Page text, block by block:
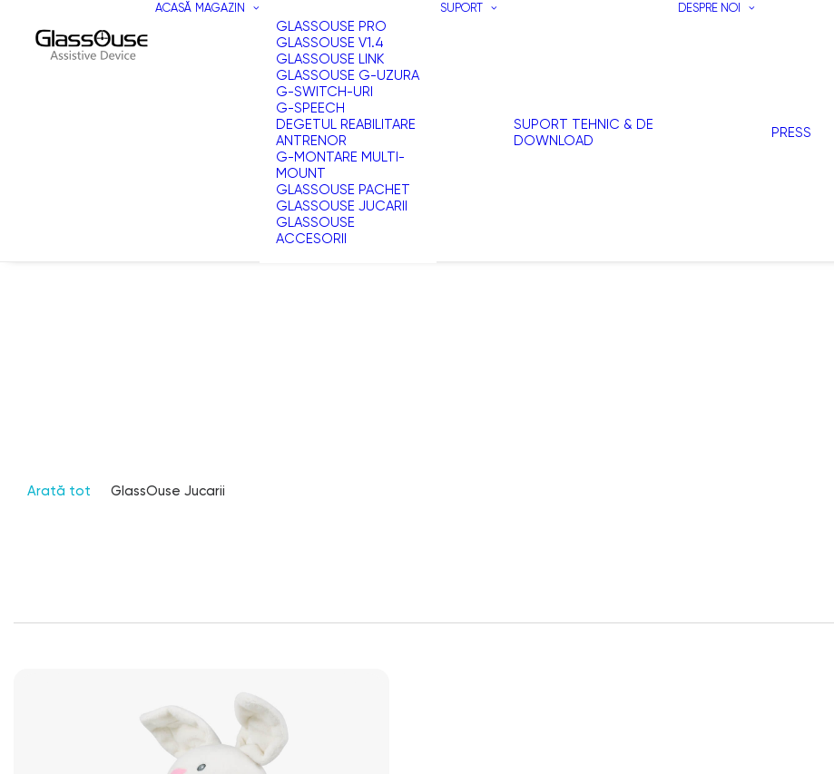
ACASĂ MAGAZIN
GLASSOUSE PRO
GLASSOUSE V1.4
GLASSOUSE LINK
GLASSOUSE G-UZURA
G-SWITCH-URI
G-SPEECH
DEGETUL REABILITARE
ANTRENOR
G-MONTARE MULTI-
MOUNT
GLASSOUSE PACHET
GLASSOUSE JUCARII
GLASSOUSE
ACCESORII
SUPORT
SUPORT TEHNIC & DE
DOWNLOAD
DESPRE NOI
PRESS
Arată tot GlassOuse Jucarii